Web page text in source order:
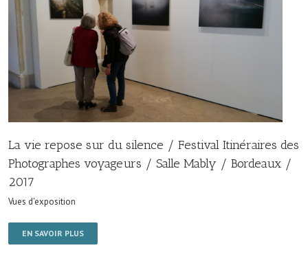
La vie repose sur du silence / Festival Itinéraires des
Photographes voyageurs / Salle Mably / Bordeaux /
2017
Vues d'exposition
EN SAVOIR PLUS